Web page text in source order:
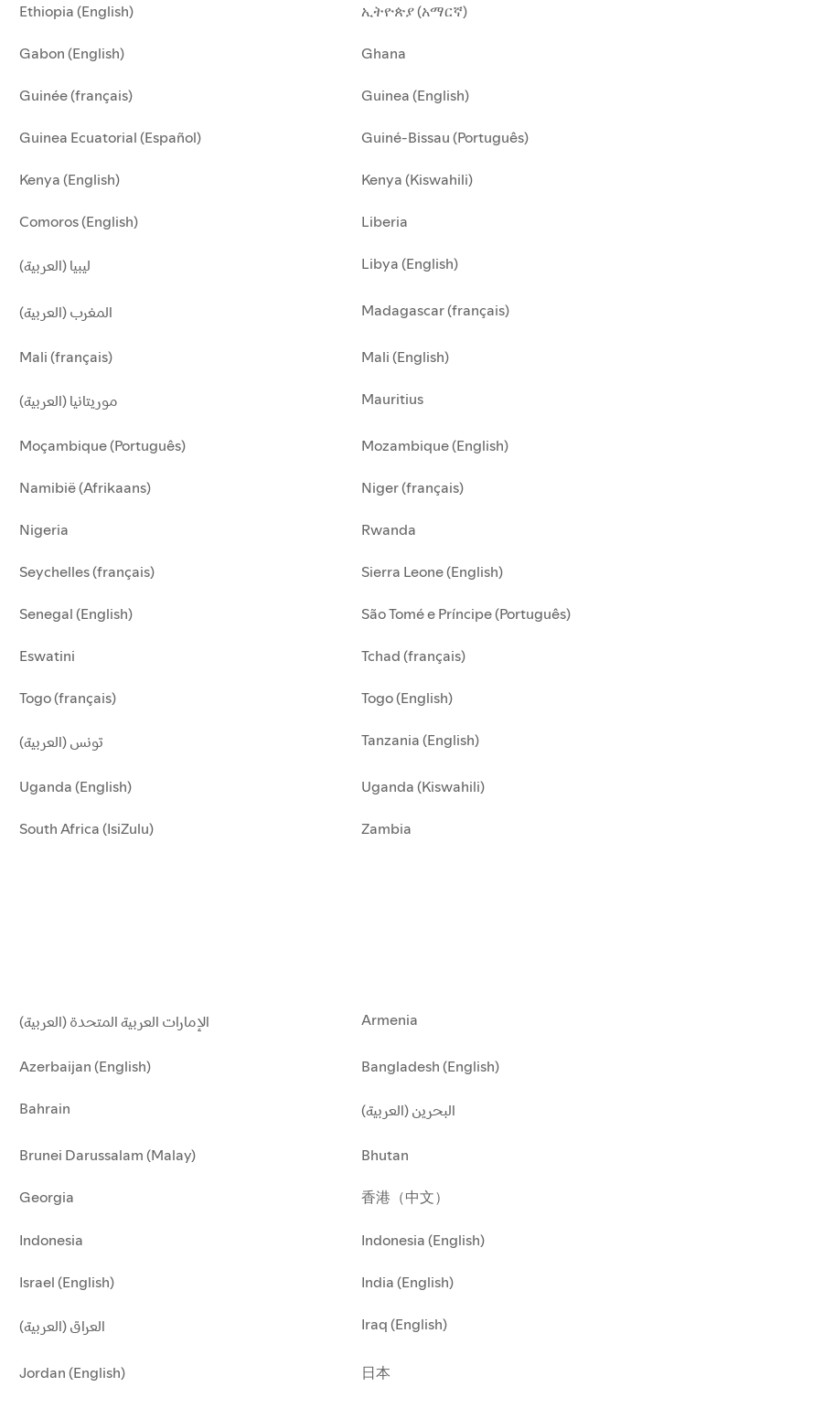
Ethiopia (English) ኢትዮጵያ (አማርኛ)
Gabon (English) Ghana
Guinée (français) Guinea (English)
Guinea Ecuatorial (Español) Guiné-Bissau (Português)
Kenya (English) Kenya (Kiswahili)
Comoros (English) Liberia
ليبيا (العربية) Libya (English)
المغرب (العربية) Madagascar (français)
Mali (français) Mali (English)
موريتانيا (العربية) Mauritius
Moçambique (Português) Mozambique (English)
Namibië (Afrikaans) Niger (français)
Nigeria Rwanda
Seychelles (français) Sierra Leone (English)
Senegal (English) São Tomé e Príncipe (Português)
Eswatini Tchad (français)
Togo (français) Togo (English)
تونس (العربية) Tanzania (English)
Uganda (English) Uganda (Kiswahili)
South Africa (IsiZulu) Zambia
الإمارات العربية المتحدة (العربية) Armenia
Azerbaijan (English) Bangladesh (English)
Bahrain البحرين (العربية)
Brunei Darussalam (Malay) Bhutan
Georgia 香港（中文）
Indonesia Indonesia (English)
Israel (English) India (English)
العراق (العربية) Iraq (English)
Jordan (English) 日本